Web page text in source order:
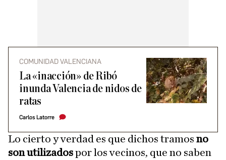
COMUNIDAD VALENCIANA
La «inacción» de Ribó
inunda Valencia de nidos de
ratas
Carlos Latorre
Lo cierto y verdad es que dichos tramos no
son utilizadospor los vecinos, que no saben